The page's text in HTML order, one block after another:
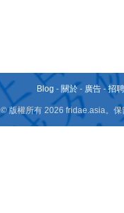
Blog - 關於 - 廣告 -招
© 版權所有 2026 fridae.asia。